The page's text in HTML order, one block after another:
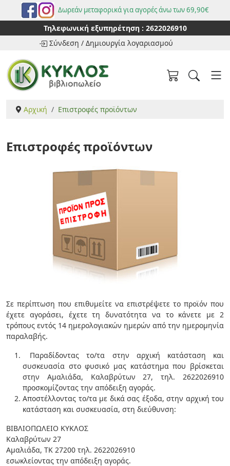
Δωρεάν μεταφορικά για αγορές άνω των 69,90€
Τηλεφωνική εξυπηρέτηση : 2622026910
Σύνδεση / Δημιουργία λογαριασμού
Αρχική Επιστροφές προϊόντων
Επιστροφές προϊόντων
Σε περίπτωση που επιθυμείτε να επιστρέψετε το προϊόν που
έχετε αγοράσει, έχετε τη δυνατότητα να το κάνετε με 2
τρόπους εντός 14 ημερολογιακών ημερών από την ημερομηνία
παραλαβής.
Παραδίδοντας το/τα στην αρχική κατάσταση και
συσκευασία στο φυσικό μας κατάστημα που βρίσκεται
στην Αμαλιάδα, Καλαβρύτων 27, τηλ. 2622026910
προσκομίζοντας την απόδειξη αγοράς.
Αποστέλλοντας το/τα με δικά σας έξοδα, στην αρχική του
κατάσταση και συσκευασία, στη διεύθυνση:
ΒΙΒΛΙΟΠΩΛΕΙΟ ΚΥΚΛΟΣ
Καλαβρύτων 27
Αμαλιάδα, ΤΚ 27200 τηλ. 2622026910
εσωκλείοντας την απόδειξη αγοράς.